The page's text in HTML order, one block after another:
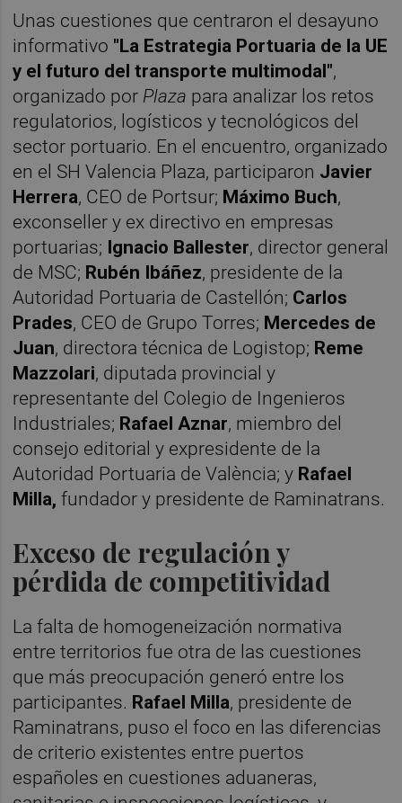
Unas cuestiones que centraron el desayuno
informativo "La Estrategia Portuaria de la UE
y el futuro del transporte multimodal",
organizado por Plaza para analizar los retos
regulatorios, logísticos y tecnológicos del
sector portuario. En el encuentro, organizado
en el SH Valencia Plaza, participaron Javier
Herrera, CEO de Portsur; Máximo Buch,
exconseller y ex directivo en empresas
portuarias; Ignacio Ballester, director general
de MSC; Rubén Ibáñez, presidente de la
Autoridad Portuaria de Castellón; Carlos
Prades, CEO de Grupo Torres; Mercedes de
Juan, directora técnica de Logistop; Reme
Mazzolari, diputada provincial y
representante del Colegio de Ingenieros
Industriales; Rafael Aznar, miembro del
consejo editorial y expresidente de la
Autoridad Portuaria de València; y Rafael
Milla, fundador y presidente de Raminatrans.
Exceso de regulación y
pérdida de competitividad
La falta de homogeneización normativa
entre territorios fue otra de las cuestiones
que más preocupación generó entre los
participantes. Rafael Milla, presidente de
Raminatrans, puso el foco en las diferencias
de criterio existentes entre puertos
españoles en cuestiones aduaneras,